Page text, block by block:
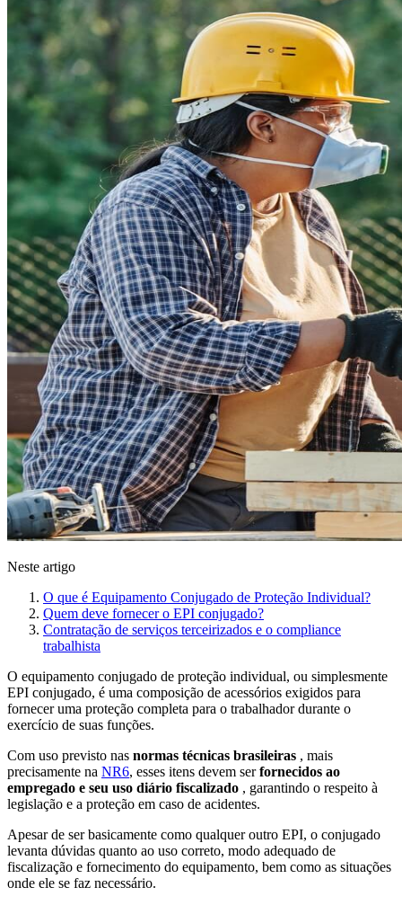
Neste artigo
O que é Equipamento Conjugado de Proteção Individual?
Quem deve fornecer o EPI conjugado?
Contratação de serviços terceirizados e o compliance
trabalhista
O equipamento conjugado de proteção individual, ou simplesmente
EPI conjugado, é uma composição de acessórios exigidos para
fornecer uma proteção completa para o trabalhador durante o
exercício de suas funções.
Com uso previsto nas normas técnicas brasileiras , mais
precisamente na NR6, esses itens devem serfornecidos ao
empregado e seu uso diário fiscalizado , garantindo o respeito à
legislação e a proteção em caso de acidentes.
Apesar de ser basicamente como qualquer outro EPI, o conjugado
levanta dúvidas quanto ao uso correto, modo adequado de
fiscalização e fornecimento do equipamento, bem como as situações
onde ele se faz necessário.